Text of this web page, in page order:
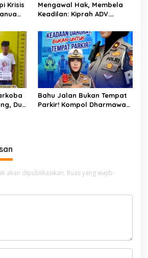
Krisis
Mengawal Hak, Membela
Keadilan: Kiprah ADV.
Solusi
Dua
Bahu Jalan Bukan Tempat
Parkir! Kompol Dharmawati
akan dipublikasikan. Ruas yang wajib